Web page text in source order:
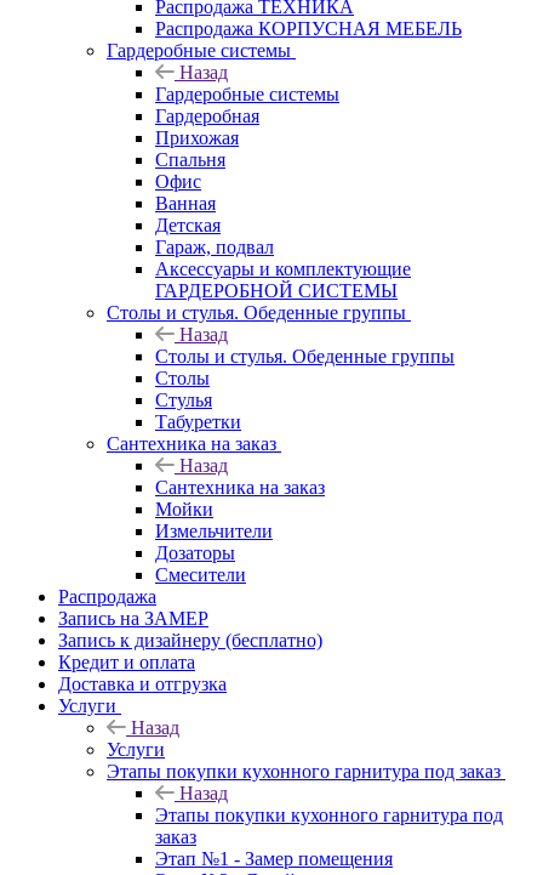
Распродажа ТЕХНИКА
Распродажа КОРПУСНАЯ МЕБЕЛЬ
Гардеробные системы
Назад
Гардеробные системы
Гардеробная
Прихожая
Спальня
Офис
Ванная
Детская
Гараж, подвал
Аксессуары и комплектующие
ГАРДЕРОБНОЙ СИСТЕМЫ
Столы и стулья. Обеденные группы
Назад
Столы и стулья. Обеденные группы
Столы
Стулья
Табуретки
Сантехника на заказ
Назад
Сантехника на заказ
Мойки
Измельчители
Дозаторы
Смесители
Распродажа
Запись на ЗАМЕР
Запись к дизайнеру (бесплатно)
Кредит и оплата
Доставка и отгрузка
Услуги
Назад
Услуги
Этапы покупки кухонного гарнитура под заказ
Назад
Этапы покупки кухонного гарнитура под
заказ
Этап №1 - Замер помещения